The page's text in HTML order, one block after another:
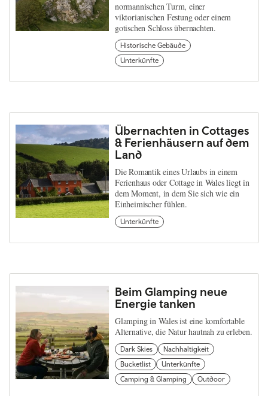
normannischen Turm, einer
viktorianischen Festung oder einem
gotischen Schloss übernachten.
Historische Gebäude
Unterkünfte
Übernachten in Cottages
& Ferienhäusern auf dem
Land
Die Romantik eines Urlaubs in einem
Ferienhaus oder Cottage in Wales liegt in
dem Moment, in dem Sie sich wie ein
Einheimischer fühlen.
Unterkünfte
Beim Glamping neue
Energie tanken
Glamping in Wales ist eine komfortable
Alternative, die Natur hautnah zu erleben.
Dark Skies
Nachhaltigkeit
Bucketlist
Unterkünfte
Camping & Glamping
Outdoor